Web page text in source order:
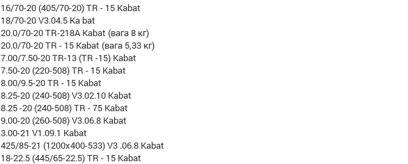
16/70-20 (405/70-20) TR - 15 Kabat
18/70-20 V3.04.5 Ka bat
20.0/70-20 TR-218A Kabat (вага 8 кг)
20.0/70-20 TR - 15 Kabat (вага 5,33 кг)
7.00/7.50-20 TR-13 (TR -15) Kabat
7.50-20 (220-508) TR - 15 Kabat
8.00/9.5-20 TR - 15 Kabat
8.25-20 (240-508) V3.02.10 Kabat
8.25 -20 (240-508) TR - 75 Kabat
9.00-20 (260-508) V3.06.8 Kabat
3.00-21 V1.09.1 Kabat
425/85-21 (1200x400-533) V3 .06.8 Kabat
18-22.5 (445/65-22.5) TR - 15 Kabat